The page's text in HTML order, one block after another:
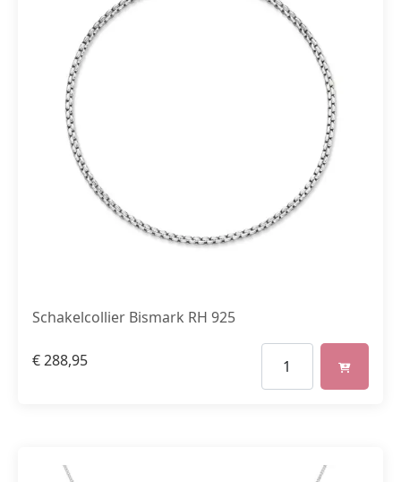
Schakelcollier Bismark RH 925
€288,95